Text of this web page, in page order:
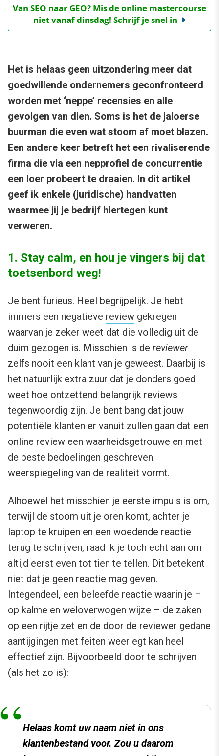
Van SEO naar GEO? Mis de online mastercourse
niet vanaf dinsdag! Schrijf je snel in
Het is helaas geen uitzondering meer dat
goedwillende ondernemers geconfronteerd
worden met ‘neppe’ recensies en alle
gevolgen van dien. Soms is het de jaloerse
buurman die even wat stoom af moet blazen.
Een andere keer betreft het een rivaliserende
firma die via een nepprofiel de concurrentie
een loer probeert te draaien. In dit artikel
geef ik enkele (juridische) handvatten
waarmee jij je bedrijf hiertegen kunt
verweren.
1. Stay calm, en hou je vingers bij dat
toetsenbord weg!
Je bent furieus. Heel begrijpelijk. Je hebt
immers een negatieve review gekregen
waarvan je zeker weet dat die volledig uit de
duim gezogen is. Misschien is de reviewer
zelfs nooit een klant van je geweest. Daarbij is
het natuurlijk extra zuur dat je donders goed
weet hoe ontzettend belangrijk reviews
tegenwoordig zijn. Je bent bang dat jouw
potentiële klanten er vanuit zullen gaan dat een
online review een waarheidsgetrouwe en met
de beste bedoelingen geschreven
weerspiegeling van de realiteit vormt.
Alhoewel het misschien je eerste impuls is om,
terwijl de stoom uit je oren komt, achter je
laptop te kruipen en een woedende reactie
terug te schrijven, raad ik je toch echt aan om
altijd eerst even tot tien te tellen. Dit betekent
niet dat je geen reactie mag geven.
Integendeel, een beleefde reactie waarin je –
op kalme en weloverwogen wijze – de zaken
op een rijtje zet en de door de reviewer gedane
aantijgingen met feiten weerlegt kan heel
effectief zijn. Bijvoorbeeld door te schrijven
(als het zo is):
Helaas komt uw naam niet in ons
klantenbestand voor. Zou u daarom